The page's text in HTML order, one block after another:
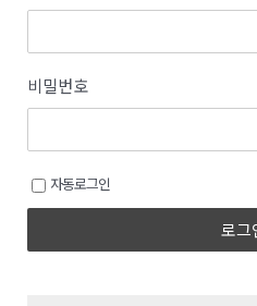
비밀번호
자동로그인
로그